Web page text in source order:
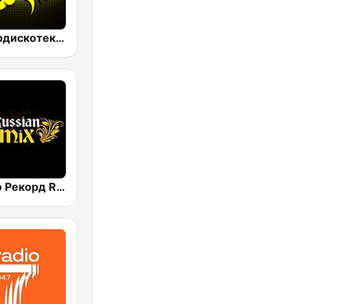
Супердискотека 90х Радио Рекорд (Radio Record 90s Superdisco)
Радио Рекорд Russian Mix (Radio Record Russian Mix)